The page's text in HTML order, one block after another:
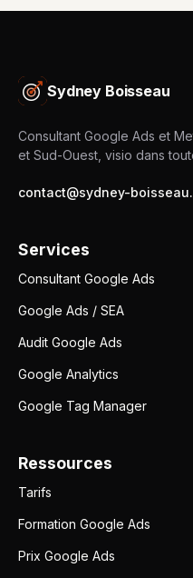
Sydney Boisseau
Consultant Google Ads et
et Sud-Ouest, visio dans
contact@sydney-
Services
Consultant Google Ads
Google Ads / SEA
Audit Google Ads
Google Analytics
Google Tag Manager
Ressources
Tarifs
Formation Google Ads
Prix Google Ads